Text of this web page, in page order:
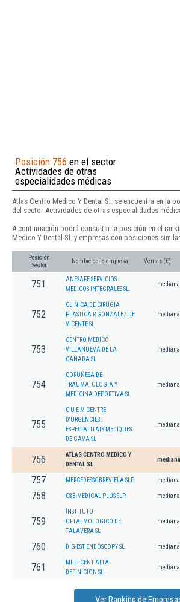
Posición 756 en el sector
Actividades de otras
especialidades médicas
Atlas Centro Medico Y Dental Sl. se encuentra en la
del sector Actividades de otras especialidades
A continuación podrá consultar la posición en el
Medico Y Dental Sl. y empresas con posiciones
Posición
Sector
Nombre de la empresa Ventas (€)
751
ANESAFE SERVICIOS
MEDICOS INTEGRALES SL.
mediana
752
CLINICA DE CIRUGIA
PLASTICA R GONZALEZ DE
VICENTE SL
mediana
753
CENTRO MEDICO
VILLANUEVA DE LA
CAÑADA SL
mediana
754
CORUÑESA DE
TRAUMATOLOGIA Y
MEDICINA DEPORTIVA SL
mediana
755
C U E M CENTRE
D'URGENCIES I
ESPECIALITATS MEDIQUES
DE GAVA SL
mediana
756
ATLAS CENTRO MEDICO Y
DENTAL SL.
mediana
757 MERCEDESSOBREVIELA SLP mediana
758 C&B MEDICAL PLUS SLP. mediana
759
INSTITUTO
OFTALMOLOGICO DE
TALAVERA SL
mediana
760 DIG-EST ENDOSCOPY SL. mediana
761
MILLICENT ALTA
DEFINICION SL.
mediana
Ver Ranking de